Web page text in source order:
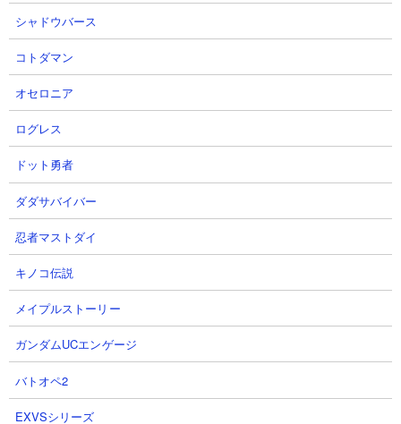
たネザーゲート」みたいなものです。黒曜石で組んだ枠がある程
度残っており、その周囲には石レンガや、マグマブロック、マグ
マ、金ブロック、ネザーレンガなどが生成されています。また高
確率でチェストも1つ生成されていて、金関連のアイテムやネザー
特有のブロックなどが手に入ったりします。
荒廃したポータルの見つけ方
１．とにかく歩き回って探す
荒廃したポータルはほぼすべてのバイオームで形成されます。草
原や森の中にポツンと佇むように建っているときもありますし、
海上に孤島のように形成されているときもあれば、海底もしくは
地中の洞窟内に形成される場合もあります。
生成確率はそれなりに高く、さらに見通しの良い場所に形成され
れば遠距離からでも目立っていて発見しやすいため、探検で遠出
した場合はちょくちょく見つけることができます。ただ特定のバ
シャドウバース
コトダマン
オセロニア
ログレス
ドット勇者
ダダサバイバー
忍者マストダイ
キノコ伝説
メイプルストーリー
ガンダムUCエンゲージ
バトオペ2
EXVSシリーズ